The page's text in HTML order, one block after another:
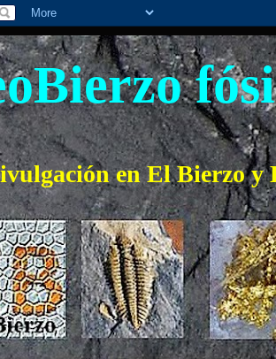
en El Bierzo y